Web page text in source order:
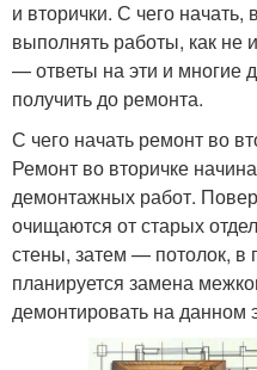
и вторички. С чего начать,
выполнять работы, как не
— ответы на эти и многие
получить до ремонта.
С чего начать ремонт во
Ремонт во вторичке
демонтажных работ.
очищаются от старых
стены, затем — потолок,
планируется замена
демонтировать на данном